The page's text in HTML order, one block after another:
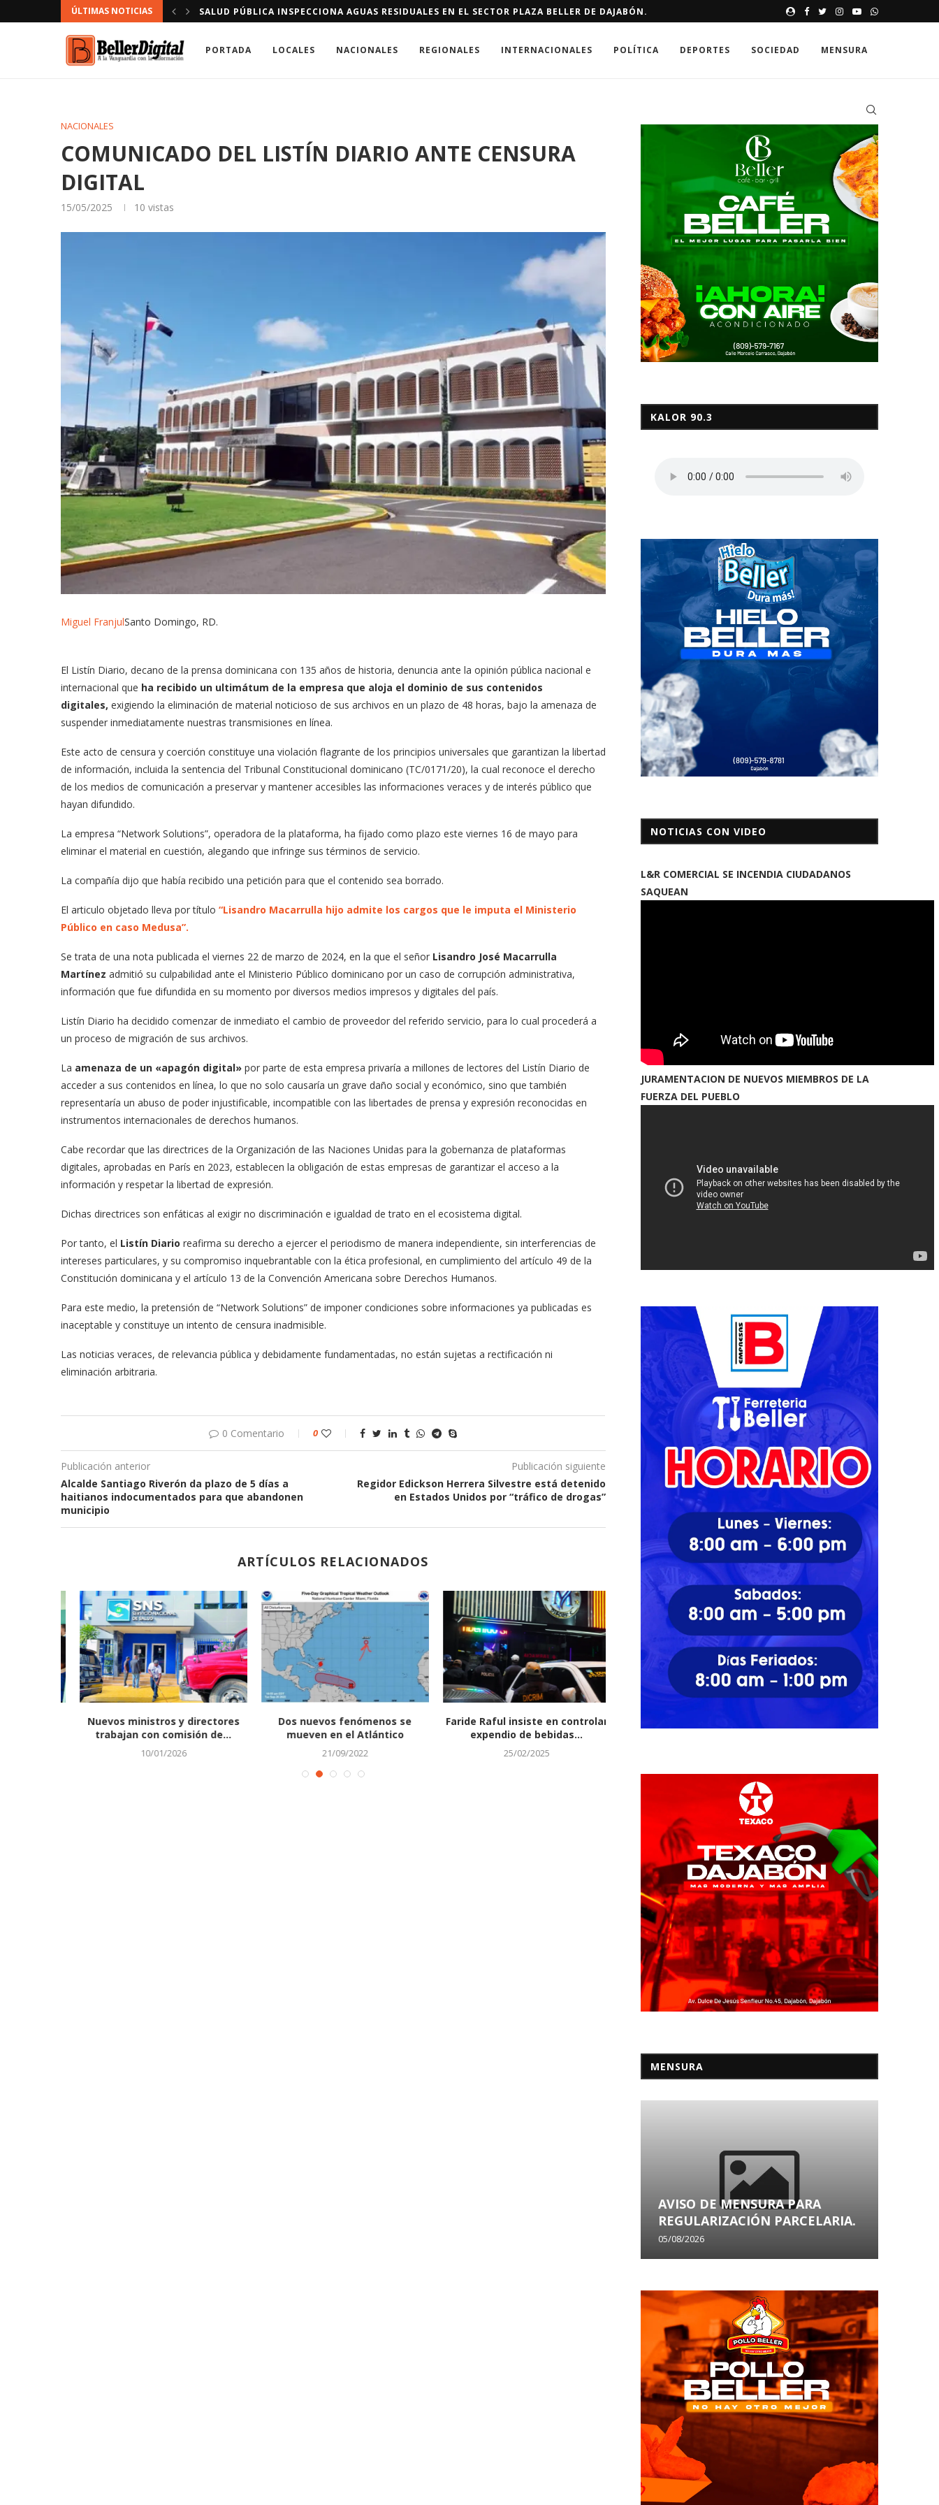
ÚLTIMAS NOTICIAS “LIONESS” EN TERCERA TEMPORADA: ZOE SALDAÑA Y NICOLE KIDMAN LIDERAN UNA NUEVA MISIÓN DE ALTO RIESGO EVELINA MINAYA DESTINARÁ
PORTADA LOCALES NACIONALES REGIONALES INTERNACIONALES POLÍTICA DEPORTES SOCIEDAD MENSURA
NACIONALES
COMUNICADO DEL LISTÍN DIARIO ANTE CENSURA
DIGITAL
15/05/2025 10 vistas
Miguel FranjulSanto Domingo, RD.
El Listín Diario, decano de la prensa dominicana con 135 años de historia, denuncia ante la opinión pública nacional e
internacional que ha recibido un ultimátum de la empresa que aloja el dominio de sus contenidos
digitales, exigiendo la eliminación de material noticioso de sus archivos en un plazo de 48 horas, bajo la amenaza de
suspender inmediatamente nuestras transmisiones en línea.
Este acto de censura y coerción constituye una violación flagrante de los principios universales que garantizan la libertad
de información, incluida la sentencia del Tribunal Constitucional dominicano (TC/0171/20), la cual reconoce el derecho
de los medios de comunicación a preservar y mantener accesibles las informaciones veraces y de interés público que
hayan difundido.
La empresa “Network Solutions”, operadora de la plataforma, ha fijado como plazo este viernes 16 de mayo para
eliminar el material en cuestión, alegando que infringe sus términos de servicio.
La compañía dijo que había recibido una petición para que el contenido sea borrado.
El articulo objetado lleva por título “Lisandro Macarrulla hijo admite los cargos que le imputa el Ministerio
Público en caso Medusa”.
Se trata de una nota publicada el viernes 22 de marzo de 2024, en la que el señor Lisandro José Macarrulla
Martínez admitió su culpabilidad ante el Ministerio Público dominicano por un caso de corrupción administrativa,
información que fue difundida en su momento por diversos medios impresos y digitales del país.
Listín Diario ha decidido comenzar de inmediato el cambio de proveedor del referido servicio, para lo cual procederá a
un proceso de migración de sus archivos.
La amenaza de un «apagón digital» por parte de esta empresa privaría a millones de lectores del Listín Diario de
acceder a sus contenidos en línea, lo que no solo causaría un grave daño social y económico, sino que también
representaría un abuso de poder injustificable, incompatible con las libertades de prensa y expresión reconocidas en
instrumentos internacionales de derechos humanos.
Cabe recordar que las directrices de la Organización de las Naciones Unidas para la gobernanza de plataformas
digitales, aprobadas en París en 2023, establecen la obligación de estas empresas de garantizar el acceso a la
información y respetar la libertad de expresión.
Dichas directrices son enfáticas al exigir no discriminación e igualdad de trato en el ecosistema digital.
Por tanto, el Listín Diario reafirma su derecho a ejercer el periodismo de manera independiente, sin interferencias de
intereses particulares, y su compromiso inquebrantable con la ética profesional, en cumplimiento del artículo 49 de la
Constitución dominicana y el artículo 13 de la Convención Americana sobre Derechos Humanos.
Para este medio, la pretensión de “Network Solutions” de imponer condiciones sobre informaciones ya publicadas es
inaceptable y constituye un intento de censura inadmisible.
Las noticias veraces, de relevancia pública y debidamente fundamentadas, no están sujetas a rectificación ni
eliminación arbitraria.
0 Comentario 0
Publicación anterior
Alcalde Santiago Riverón da plazo de 5 días a
haitianos indocumentados para que abandonen
municipio
Publicación siguiente
Regidor Edickson Herrera Silvestre está detenido
en Estados Unidos por “tráfico de drogas”
ARTÍCULOS RELACIONADOS
Nuevos ministros y directores
trabajan con comisión de...
10/01/2026
Dos nuevos fenómenos se
mueven en el Atlántico
21/09/2022
Faride Raful insiste en controlar
expendio de bebidas...
25/02/2025
KALOR 90.3
NOTICIAS CON VIDEO
L&R COMERCIAL SE INCENDIA CIUDADANOS
SAQUEAN
JURAMENTACION DE NUEVOS MIEMBROS DE LA
FUERZA DEL PUEBLO
MENSURA
AVISO DE MENSURA PARA
REGULARIZACIÓN PARCELARIA.
05/08/2026